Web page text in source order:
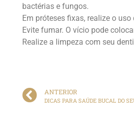
bactérias e fungos.
Em próteses fixas, realize o
Evite fumar. O vício pode
Realize a limpeza com seu
ANTERIOR
DICAS PARA SAÚDE BUCAL DO